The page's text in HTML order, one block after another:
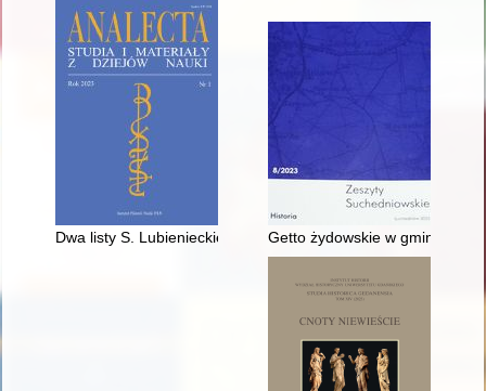
Dwa listy S. Lubienieckiego do Wiszowatego = Two letters
Getto żydowskie w gminie